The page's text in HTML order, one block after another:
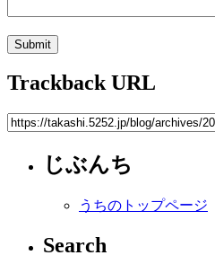
Trackback URL
じぶんち
うちのトップページ
Search